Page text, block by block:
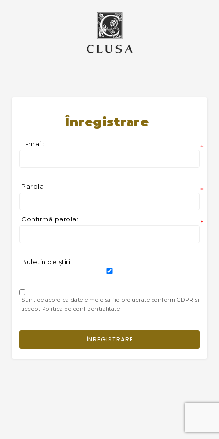
Înregistrare
E-mail: *
Parola: *
Confirmă parola: *
Buletin de ştiri:
Sunt de acord ca datele mele sa fie prelucrate conform GDPR si
accept Politica de confidentialitate
ÎNREGISTRARE